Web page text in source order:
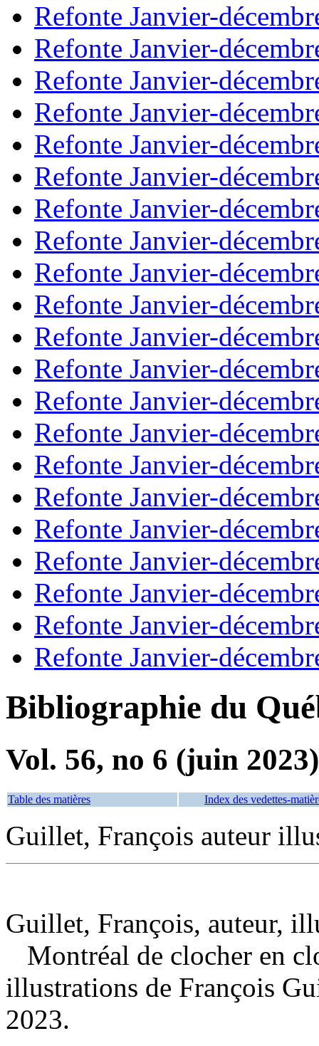
Refonte Janvier-
Refonte Janvier-
Refonte Janvier-
Refonte Janvier-
Refonte Janvier-
Refonte Janvier-
Refonte Janvier-
Refonte Janvier-
Refonte Janvier-
Refonte Janvier-
Refonte Janvier-
Refonte Janvier-
Refonte Janvier-
Refonte Janvier-
Refonte Janvier-
Refonte Janvier-
Refonte Janvier-
Refonte Janvier-
Refonte Janvier-
Refonte Janvier-
Refonte Janvier-
Bibliographie du
Vol. 56, no 6 (juin 2023)
Table des matières Index des vedettes-
Guillet, François auteur
Guillet, François, auteur,
Montréal de clocher en
illustrations de François
2023.